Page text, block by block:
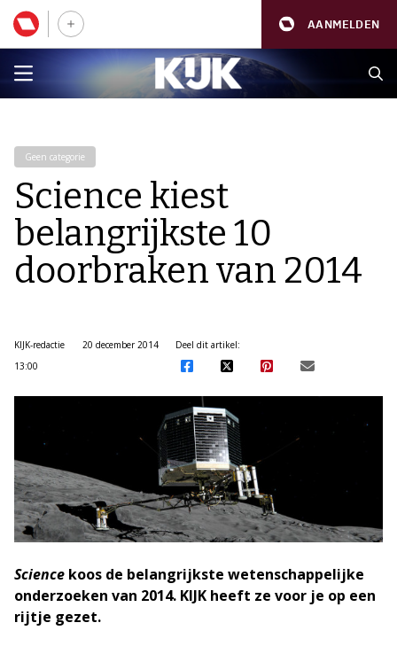
AANMELDEN
Geen categorie
Science kiest
belangrijkste 10
doorbraken van 2014
KIJK-redactie
20 december 2014
13:00
Deel dit artikel:
Science koos de belangrijkste wetenschappelijke
onderzoeken van 2014. KIJK heeft ze voor je op een
rijtje gezet.